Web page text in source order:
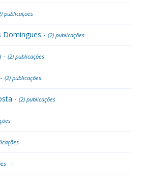
publicações
Domingues - (2) publicações
- (2) publicações
(2) publicações
- (2) publicações